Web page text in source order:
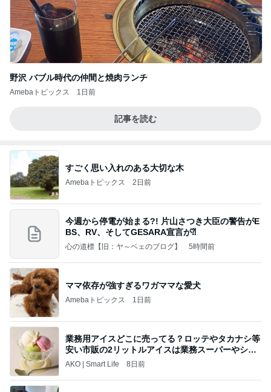
野沢 バブル時代の仲間と焼肉ランチ
Amebaトピックス 1日前
記事を読む
すごく思い入れのある大切な木
Amebaトピックス 2日前
今週から停電が始まる?! 片山さつき大臣の警告がE
BS、RV、そしてGESARA宣言が⁈
心の道標【旧：ヤ～ベェのブログ】 5時間前
ママ依存が強すぎるワガママな愛犬
Amebaトピックス 1日前
業務用アイスどこに売ってる？ロッテやタカナシ等
安い市販の2リットルアイスは業務スーパーやシャ
トレ
AKO | Smart Life 8日前